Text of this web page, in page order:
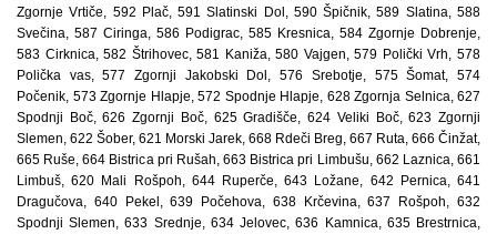
Zgornje Vrtiče, 592 Plač, 591 Slatinski Dol, 590 Špičnik, 589 Slatina, 588
Svečina, 587 Ciringa, 586 Podigrac, 585 Kresnica, 584 Zgornje Dobrenje,
583 Cirknica, 582 Štrihovec, 581 Kaniža, 580 Vajgen, 579 Polički Vrh, 578
Polička vas, 577 Zgornji Jakobski Dol, 576 Srebotje, 575 Šomat, 574
Počenik, 573 Zgornje Hlapje, 572 Spodnje Hlapje, 628 Zgornja Selnica, 627
Spodnji Boč, 626 Zgornji Boč, 625 Gradišče, 624 Veliki Boč, 623 Zgornji
Slemen, 622 Šober, 621 Morski Jarek, 668 Rdeči Breg, 667 Ruta, 666 Činžat,
665 Ruše, 664 Bistrica pri Rušah, 663 Bistrica pri Limbušu, 662 Laznica, 661
Limbuš, 620 Mali Rošpoh, 644 Ruperče, 643 Ložane, 642 Pernica, 641
Dragučova, 640 Pekel, 639 Počehova, 638 Krčevina, 637 Rošpoh, 632
Spodnji Slemen, 633 Srednje, 634 Jelovec, 636 Kamnica, 635 Brestrnica,